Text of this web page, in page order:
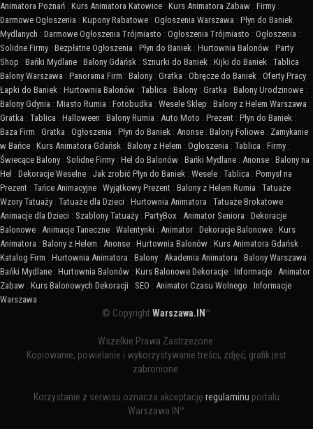
Animatora Poznań : Kurs Animatora Katowice : Kurs Animatora Zabaw : Firmy :
Darmowe Ogłoszenia : Kupony Rabatowe : Ogłoszenia Warszawa : Płyn do Baniek
Mydlanych : Darmowe Ogłoszenia Trójmiasto : Ogłoszenia Trójmiasto : Ogłoszenia :
Solidne Firmy : Bezpłatne Ogłoszenia : Płyn do Baniek : Hurtownia Balonów : Party
Shop : Bańki Mydlane : Balony Gdańsk : Sznurki do Baniek : Kijki do Baniek : Tablica :
Balony Warszawa : Panorama Firm : Balony : Gratka : Obręcze do Baniek : Oferty Pracy :
Łapki do Baniek : Hurtownia Balonów : Tablica : Balony : Gratka : Balony Urodzinowe :
Balony Gdynia : Miasto Rumia : Fotobudka : Wesele Sklep : Balony z Helem Warszawa :
Gratka : Tablica : Halloween : Balony Rumia : Auto Moto : Prezent : Płyn do Baniek :
Baza Firm : Gratka : Ogłoszenia : Płyn do Baniek : Anonse : Balony Foliowe : Zamykanie
w Bańce : Kurs Animatora Gdańsk : Balony z Helem : Ogłoszenia : Tablica : Firmy :
Świecące Balony : Solidne Firmy : Hel do Balonów : Bańki Mydlane : Anonse : Balony na
Hel : Dekoracje Weselne : Jak zrobić Płyn do Baniek : Wesele : Tablica : Pomysł na
Prezent : Tańce Animacyjne : Wyjątkowy Prezent : Balony z Helem Rumia : Tatuaże :
Wzory Tatuaży : Tatuaże dla Dzieci : Hurtownia Animatora : Tatuaże Brokatowe :
Animacje dla Dzieci : Szablony Tatuaży : PartyBox : Animator Seniora : Dekoracje
Balonowe : Animacje Taneczne : Walentynki : Animator : Dekoracje Balonowe : Kurs
Animatora : Balony z Helem : Anonse : Hurtownia Balonów : Kurs Animatora Gdańsk :
Katalog Firm : Hurtownia Animatora : Balony : Akademia Animatora : Balony Warszawa :
Bańki Mydlane : Hurtownia Balonów : Kurs Balonowe Dekoracje : Informacje : Animator
Zabaw : Kurs Balonowych Dekoracji : SEO : Animator Czasu Wolnego : Informacje
Warszawa
© CopyrightWarszawa.IN ™
Wszelkie Prawa Zastrzeżone.
Kopiowanie, powielanie i wykorzystywanie treści, zdjęć, grafik jest
zabronione.
Korzystanie z serwisu oznacza akceptację regulaminu portalu
Warszawa.IN™